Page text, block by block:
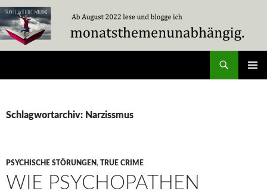
Zum
Inhalt
springen
Schlagwortarchiv: Narzissmus
PSYCHISCHE STÖRUNGEN, TRUE CRIME
WIE PSYCHOPATHEN